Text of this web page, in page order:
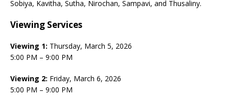
Sobiya, Kavitha, Sutha, Nirochan, Sampavi, and Thusaliny.
Viewing Services
Viewing 1: Thursday, March 5, 2026
5:00 PM – 9:00 PM
Viewing 2: Friday, March 6, 2026
5:00 PM – 9:00 PM